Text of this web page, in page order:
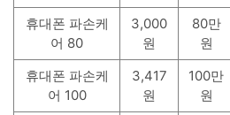
휴대폰 파손케
어 80
3,000
원
80만
원
휴대폰 파손케
어 100
3,417
원
100만
원